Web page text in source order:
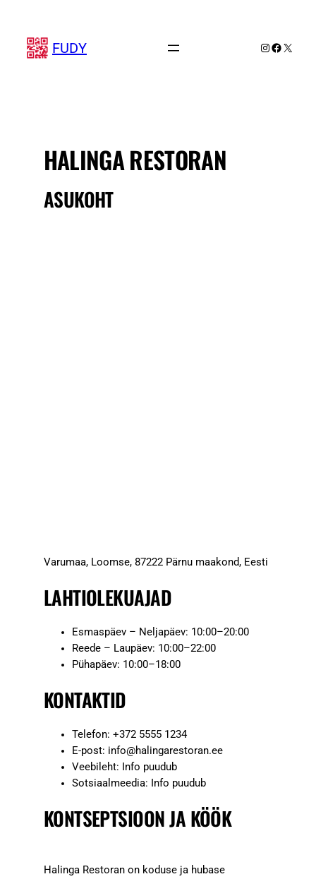
juurde
FUDY Instagram
X
HALINGA RESTORAN
ASUKOHT
Varumaa, Loomse, 87222 Pärnu maakond, Eesti
LAHTIOLEKUAJAD
Esmaspäev – Neljapäev: 10:00–20:00
Reede – Laupäev: 10:00–22:00
Pühapäev: 10:00–18:00
KONTAKTID
Telefon: +372 5555 1234
E-post: info@halingarestoran.ee
Veebileht: Info puudub
Sotsiaalmeedia: Info puudub
KONTSEPTSIOON JA KÖÖK
Halinga Restoran on koduse ja hubase